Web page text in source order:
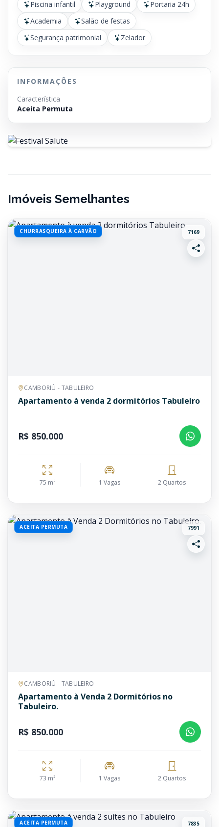
Piscina infantil Playground
Portaria 24h
Academia
Salão de festas
Segurança patrimonial
Zelador
INFORMAÇÕES
Característica
Aceita Permuta
Imóveis Semelhantes
CHURRASQUEIRA À CARVÃO 7169
CAMBORIÚ - TABULEIRO
Apartamento à venda 2 dormitórios Tabuleiro
R$ 850.000
75 m² 1 Vagas 2 Quartos
ACEITA PERMUTA 7991
CAMBORIÚ - TABULEIRO
Apartamento à Venda 2 Dormitórios no
Tabuleiro.
R$ 850.000
73 m² 1 Vagas 2 Quartos
ACEITA PERMUTA 7835